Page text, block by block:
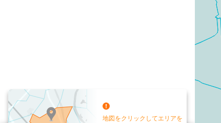
地図をクリックしてエリアを